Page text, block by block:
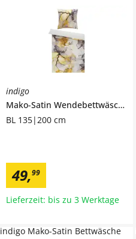
indigo
Mako-Satin Wendebettwäsche
BL 135|200 cm
49,99
Lieferzeit: bis zu 3 Werktage
indigo Mako-Satin Bettwäsche